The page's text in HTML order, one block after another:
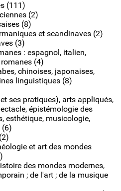
(111)
(2)
(8)
et scandinaves (2)
(3)
: espagnol, italien,
(4)
chinoises, japonaises,
linguistiques (8)
ses pratiques), arts appliqués,
épistémologie des
esthétique, musicologie,
(6)
et art des mondes
des mondes modernes,
; de l'art ; de la musique